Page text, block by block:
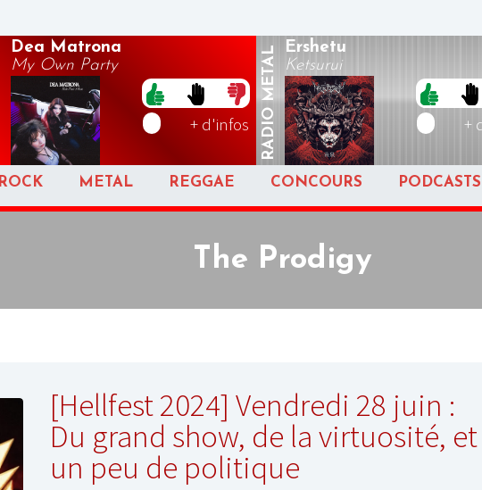
Dea Matrona
My Own Party
+ d'infos RADIO
METAL Ershetu
Ketsurui
+
ROCK METAL REGGAE CONCOURS PODCASTS
The Prodigy
[Hellfest 2024] Vendredi 28 juin :
Du grand show, de la virtuosité, et
un peu de politique